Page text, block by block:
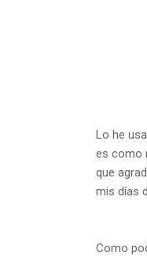
Lo he
es como
que
mis días
Como